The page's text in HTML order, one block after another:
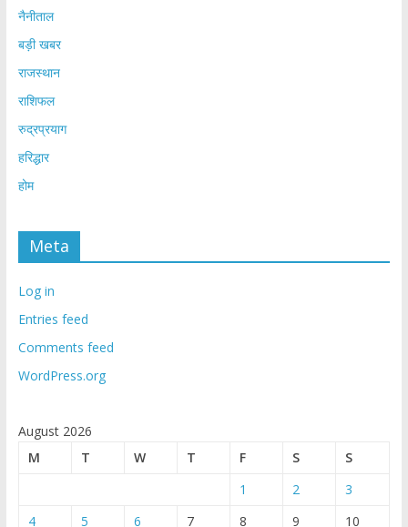
नैनीताल
बड़ी खबर
राजस्थान
राशिफल
रुद्रप्रयाग
हरिद्धार
होम
Meta
Log in
Entries feed
Comments feed
WordPress.org
August 2026
M
T W T F S
S
1
2
3
4
5 6 7 8 9 10